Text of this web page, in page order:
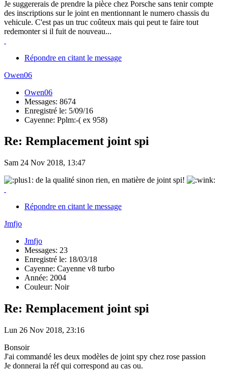
Je suggererais de prendre la pièce chez Porsche sans tenir compte
des inscriptions sur le joint en mentionnant le numero chassis du
vehicule. C'est pas un truc coûteux mais qui peut te faire tout
redemonter si il fuit de nouveau...
Répondre en citant le message
Owen06
Owen06
Messages: 8674
Enregistré le: 5/09/16
Cayenne: Pplm:-( ex 958)
Re: Remplacement joint spi
Sam 24 Nov 2018, 13:47
de la qualité sinon rien, en matière de joint spi!
Répondre en citant le message
Jmfjo
Jmfjo
Messages: 23
Enregistré le: 18/03/18
Cayenne: Cayenne v8 turbo
Année: 2004
Couleur: Noir
Re: Remplacement joint spi
Lun 26 Nov 2018, 23:16
Bonsoir
J'ai commandé les deux modèles de joint spy chez rose passion
Je donnerai la réf qui correspond au cas ou.